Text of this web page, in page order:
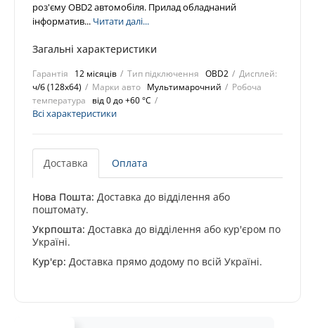
роз'єму OBD2 автомобіля. Прилад обладнаний
інформатив... Читати далі...
Загальні характеристики
Гарантія 12 місяців Тип підключення OBD2
Дисплей:
ч/б (128х64)
Марки авто Мультимарочний
Робоча
температура
від 0 до +60 °C
Всі характеристики
Доставка Оплата
Нова Пошта: Доставка до відділення або
поштомату.
Укрпошта: Доставка до відділення або кур'єром по
Україні.
Кур'єр: Доставка прямо додому по всій Україні.